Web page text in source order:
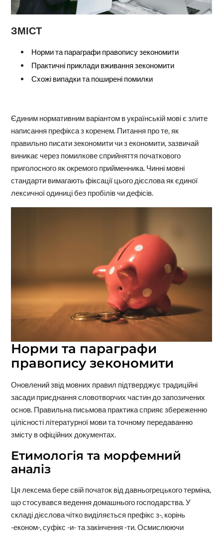
ЗМІСТ
Норми та параграфи правопису зекономити
Практичні приклади вживання зекономити
Схожі випадки та поширені помилки
Єдиним нормативним варіантом в українській мові є злите
написання префікса з коренем. Питання про те, як
правильно писати зекономити чи з економити, зазвичай
виникає через помилкове сприйняття початкового
приголосного як окремого прийменника. Чинні мовні
стандарти вимагають фіксації цього дієслова як єдиної
лексичної одиниці без пробілів чи дефісів.
Норми та параграфи
правопису зекономити
Оновлений звід мовних правил підтверджує традиційні
засади приєднання словотворчих частин до запозичених
основ. Правильна письмова практика сприяє збереженню
цілісності літературної мови та точному передаванню
змісту в офіційних документах.
Етимологія та морфемний
аналіз
Ця лексема бере свій початок від давньогрецького терміна,
що стосувався ведення домашнього господарства. У
складі дієслова чітко виділяється префікс з-, корінь
-економ-, суфікс -и- та закінчення -ти. Осмислюючи